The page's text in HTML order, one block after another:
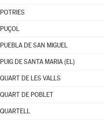
POTRIES
PUÇOL
PUEBLA DE SAN MIGUEL
PUIG DE SANTA MARIA (EL)
QUART DE LES VALLS
QUART DE POBLET
QUARTELL